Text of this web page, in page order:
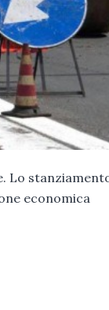
Lo
economica